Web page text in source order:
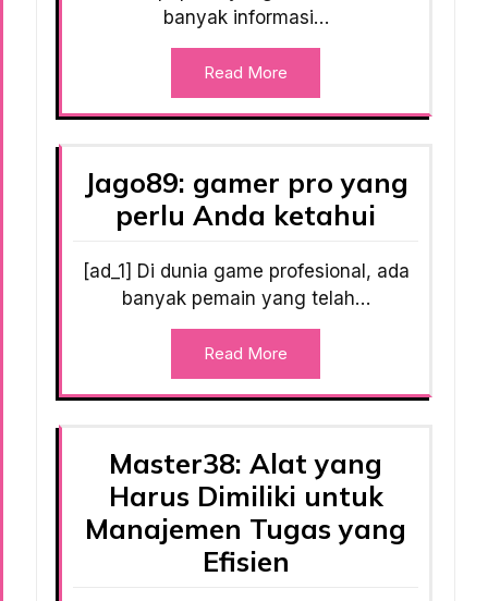
banyak informasi…
Read More
Jago89: gamer pro yang
perlu Anda ketahui
[ad_1] Di dunia game profesional, ada
banyak pemain yang telah…
Read More
Master38: Alat yang
Harus Dimiliki untuk
Manajemen Tugas yang
Efisien